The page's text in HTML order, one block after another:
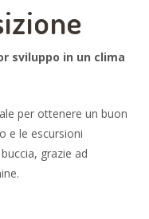
sviluppo in un clima
per ottenere un buon
e le escursioni
grazie ad